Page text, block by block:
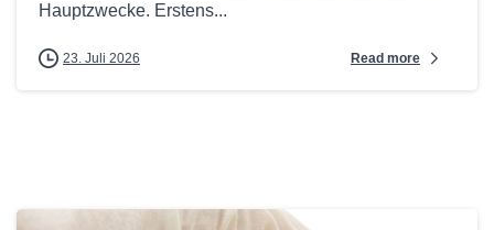
Hauptzwecke. Erstens...
23. Juli 2026 Read more